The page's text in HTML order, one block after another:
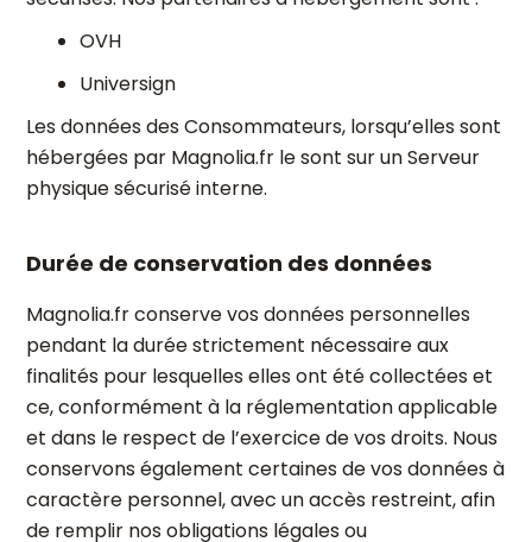
OVH
Universign
Les données des Consommateurs, lorsqu’elles sont
hébergées par Magnolia.fr le sont sur un Serveur
physique sécurisé interne.
Durée de conservation des données
Magnolia.fr conserve vos données personnelles
pendant la durée strictement nécessaire aux
finalités pour lesquelles elles ont été collectées et
ce, conformément à la réglementation applicable
et dans le respect de l’exercice de vos droits. Nous
conservons également certaines de vos données à
caractère personnel, avec un accès restreint, afin
de remplir nos obligations légales ou